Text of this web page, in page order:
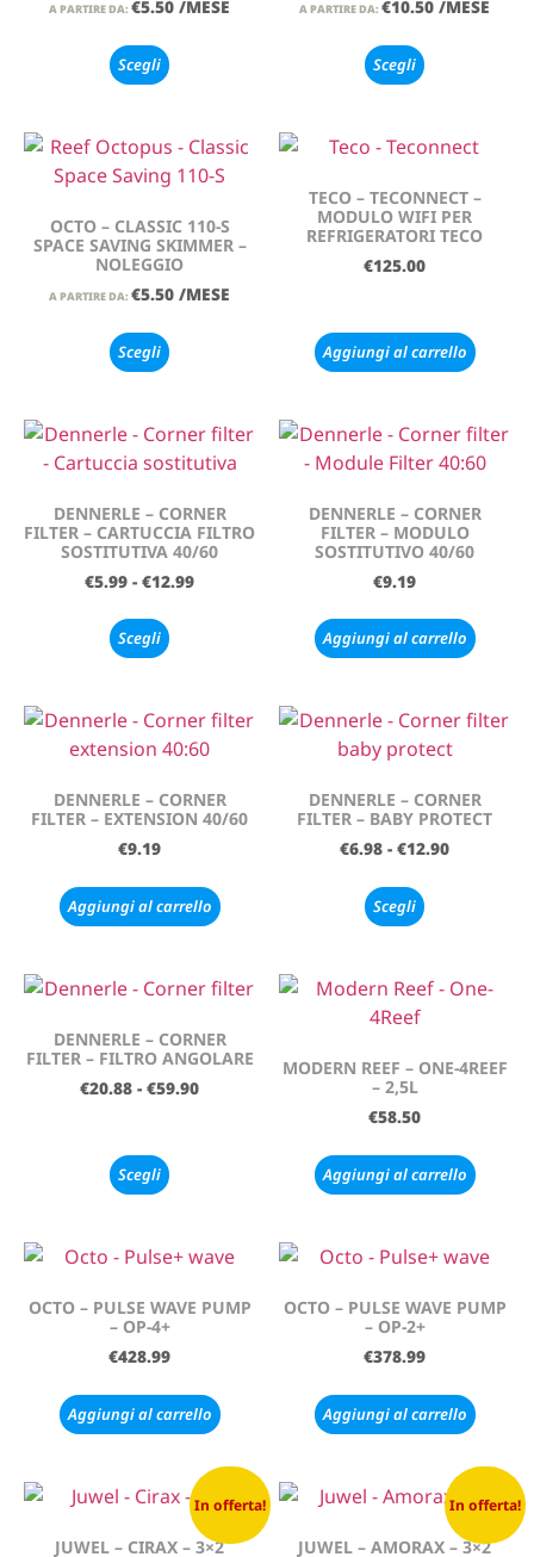
A PARTIRE DA: €5.50 /MESE
Scegli
A PARTIRE DA: €10.50 /MESE
Scegli
OCTO – CLASSIC 110-S
SPACE SAVING SKIMMER –
NOLEGGIO
A PARTIRE DA: €5.50 /MESE
Scegli
TECO – TECONNECT –
MODULO WIFI PER
REFRIGERATORI TECO
€125.00
Aggiungi al carrello
DENNERLE – CORNER
FILTER – CARTUCCIA FILTRO
SOSTITUTIVA 40/60
€5.99 - €12.99
Scegli
DENNERLE – CORNER
FILTER – MODULO
SOSTITUTIVO 40/60
€9.19
Aggiungi al carrello
DENNERLE – CORNER
FILTER – EXTENSION 40/60
€9.19
Aggiungi al carrello
DENNERLE – CORNER
FILTER – BABY PROTECT
€6.98 - €12.90
Scegli
DENNERLE – CORNER
FILTER – FILTRO ANGOLARE
€20.88 - €59.90
Scegli
MODERN REEF – ONE-4REEF
– 2,5L
€58.50
Aggiungi al carrello
OCTO – PULSE WAVE PUMP
– OP-4+
€428.99
Aggiungi al carrello
OCTO – PULSE WAVE PUMP
– OP-2+
€378.99
Aggiungi al carrello
In offerta!
JUWEL – CIRAX – 3×2
In offerta!
JUWEL – AMORAX – 3×2